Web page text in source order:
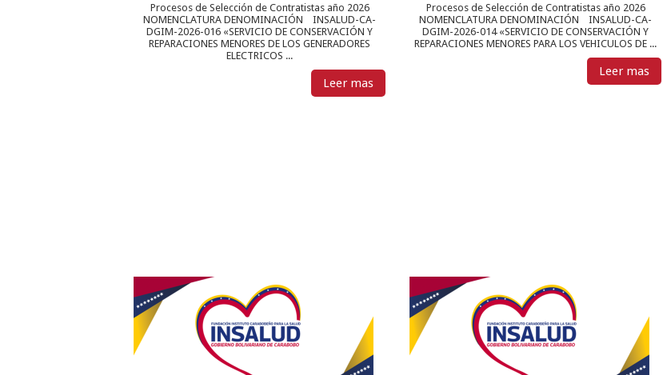
Procesos de Selección de Contratistas año 2026
NOMENCLATURA DENOMINACIÓN INSALUD-CA-
DGIM-2026-016 «SERVICIO DE CONSERVACIÓN Y
REPARACIONES MENORES DE LOS GENERADORES
ELECTRICOS ...
Leer mas
Procesos de Selección de Contratistas año 2026
NOMENCLATURA DENOMINACIÓN INSALUD-CA-
DGIM-2026-014 «SERVICIO DE CONSERVACIÓN Y
REPARACIONES MENORES PARA LOS VEHICULOS DE ...
Leer mas